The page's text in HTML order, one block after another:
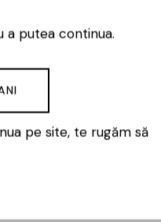
ce pun în
de un climat
de o dedicare
vibrante,
a putea continua.
pe site, te rugăm să